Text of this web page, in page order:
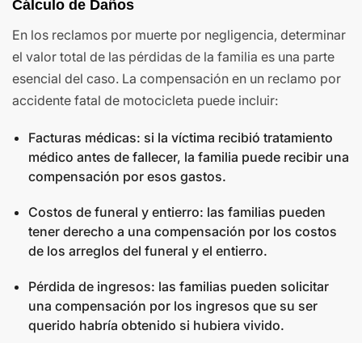
Cálculo de Daños
En los reclamos por muerte por negligencia, determinar
el valor total de las pérdidas de la familia es una parte
esencial del caso. La compensación en un reclamo por
accidente fatal de motocicleta puede incluir:
Facturas médicas: si la víctima recibió tratamiento
médico antes de fallecer, la familia puede recibir una
compensación por esos gastos.
Costos de funeral y entierro: las familias pueden
tener derecho a una compensación por los costos
de los arreglos del funeral y el entierro.
Pérdida de ingresos: las familias pueden solicitar
una compensación por los ingresos que su ser
querido habría obtenido si hubiera vivido.